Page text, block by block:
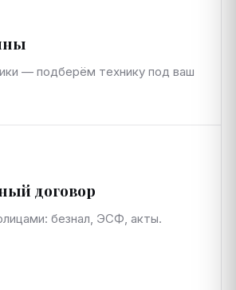
— подберём технику под ваш
договор
безнал, ЭСФ, акты.